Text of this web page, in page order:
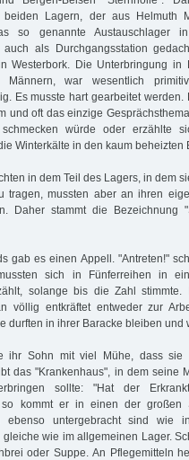
Lagern, der aus Helmuth
so genannte Austauschlager
auch als Durchgangsstation
Westerbork. Die Unterbringung in
war wesentlich
Es musste hart gearbeitet
und oft das einzige
würde oder erzählte
Winterkälte in den kaum beheizten
in dem Teil des Lagers, in dem
tragen, mussten aber an ihren
Daher stammt die Bezeichnung
gab es einen Appell. "Antreten!"
sich in Fünferreihen in
solange bis die Zahl
völlig entkräftet entweder zur
durften in ihrer Baracke bleiben und
ihr Sohn mit viel Mühe, dass sie
das "Krankenhaus", in dem seine
sollte: "Hat der
so kommt er in einen der
ebenso untergebracht sind wie
wie im allgemeinen Lager.
oder Suppe. An Pflegemitteln